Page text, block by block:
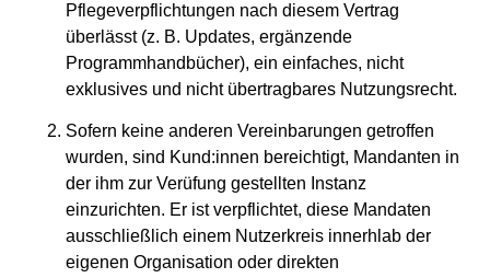
Pflegeverpflichtungen nach diesem Vertrag
überlässt (z. B. Updates, ergänzende
Programmhandbücher), ein einfaches, nicht
exklusives und nicht übertragbares Nutzungsrecht.
Sofern keine anderen Vereinbarungen getroffen
wurden, sind Kund:innen bereichtigt, Mandanten in
der ihm zur Verüfung gestellten Instanz
einzurichten. Er ist verpflichtet, diese Mandaten
ausschließlich einem Nutzerkreis innerhlab der
eigenen Organisation oder direkten